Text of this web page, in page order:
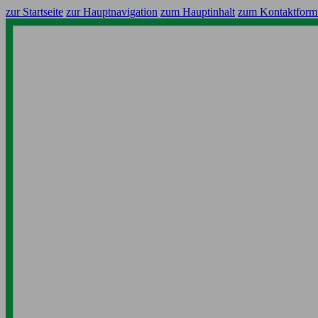
zur Startseite zur Hauptnavigation zum Hauptinhalt zum